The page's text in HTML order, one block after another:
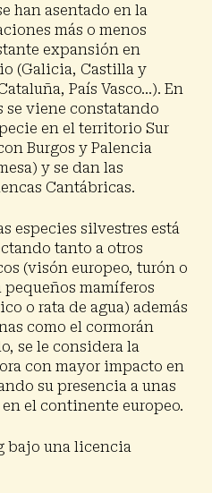
han asentado en la
más o menos
expansión en
(Galicia, Castilla y
País Vasco…). En
se viene constatando
en el territorio Sur
Burgos y Palencia
y se dan las
Cantábricas.
especies silvestres está
tanto a otros
(visón europeo, turón o
mamíferos
o rata de agua) además
como el cormorán
se le considera la
con mayor impacto en
su presencia a unas
el continente europeo.
bajo una licencia